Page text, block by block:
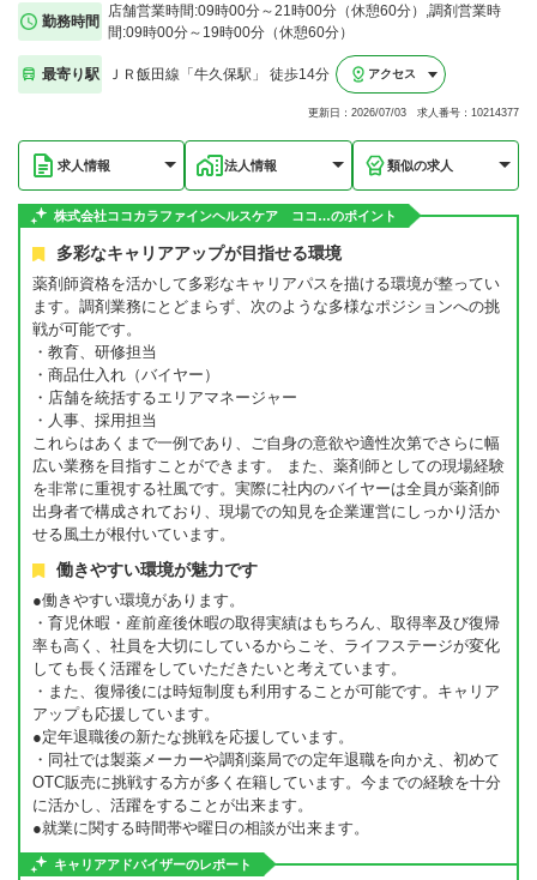
勤務時間
店舗営業時間:09時00分～21時00分（休憩60分）,調剤営業時
間:09時00分～19時00分（休憩60分）
最寄り駅 ＪＲ飯田線「牛久保駅」 徒歩14分 アクセス
更新日：2026/07/03 求人番号：10214377
求人情報 法人情報 類似の求人
株式会社ココカラファインヘルスケア ココ…のポイント
多彩なキャリアアップが目指せる環境
薬剤師資格を活かして多彩なキャリアパスを描ける環境が整ってい
ます。調剤業務にとどまらず、次のような多様なポジションへの挑
戦が可能です。
・教育、研修担当
・商品仕入れ（バイヤー）
・店舗を統括するエリアマネージャー
・人事、採用担当
これらはあくまで一例であり、ご自身の意欲や適性次第でさらに幅
広い業務を目指すことができます。 また、薬剤師としての現場経験
を非常に重視する社風です。実際に社内のバイヤーは全員が薬剤師
出身者で構成されており、現場での知見を企業運営にしっかり活か
せる風土が根付いています。
働きやすい環境が魅力です
●働きやすい環境があります。
・育児休暇・産前産後休暇の取得実績はもちろん、取得率及び復帰
率も高く、社員を大切にしているからこそ、ライフステージが変化
しても長く活躍をしていただきたいと考えています。
・また、復帰後には時短制度も利用することが可能です。キャリア
アップも応援しています。
●定年退職後の新たな挑戦を応援しています。
・同社では製薬メーカーや調剤薬局での定年退職を向かえ、初めて
OTC販売に挑戦する方が多く在籍しています。今までの経験を十分
に活かし、活躍をすることが出来ます。
●就業に関する時間帯や曜日の相談が出来ます。
キャリアアドバイザーのレポート